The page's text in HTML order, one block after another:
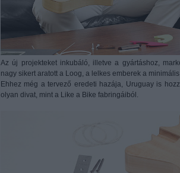
Az új projekteket inkubáló, illetve a gyártáshoz,
nagy sikert aratott a Loog, a lelkes emberek a
Ehhez még a tervező eredeti hazája, Uruguay is
olyan divat, mint a Like a Bike fabringáiból.